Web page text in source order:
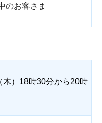
のお客さま
木） 18時30分から20時